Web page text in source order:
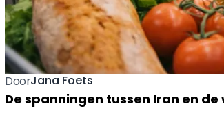
DoorJana Foets
De spanningen tussen Iran en